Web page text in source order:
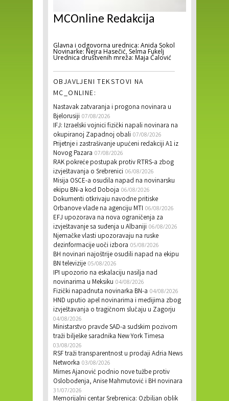
MCOnline Redakcija
Glavna i odgovorna urednica: Anida Sokol
Novinarke: Nejra Hasečić, Selma Fukelj
Urednica društvenih mreža: Maja Ćalović
OBJAVLJENI TEKSTOVI NA
MC_ONLINE:
Nastavak zatvaranja i progona novinara u
Bjelorusiji 07/08/2026
IFJ: Izraelski vojnici fizički napali novinara na
okupiranoj Zapadnoj obali 07/08/2026
Prijetnje i zastrašivanje upućeni redakciji A1 iz
Novog Pazara 07/08/2026
RAK pokreće postupak protiv RTRS-a zbog
izvještavanja o Srebrenici 06/08/2026
Misija OSCE-a osudila napad na novinarsku
ekipu BN-a kod Doboja 06/08/2026
Dokumenti otkrivaju navodne pritiske
Orbanove vlade na agenciju MTI 06/08/2026
EFJ upozorava na nova ograničenja za
izvještavanje sa suđenja u Albaniji 06/08/2026
Njemačke vlasti upozoravaju na ruske
dezinformacije uoči izbora 05/08/2026
BH novinari najoštrije osudili napad na ekipu
BN televizije 05/08/2026
IPI upozorio na eskalaciju nasilja nad
novinarima u Meksiku 04/08/2026
Fizički napadnuta novinarka BN-a 04/08/2026
HND uputio apel novinarima i medijima zbog
izvještavanja o tragičnom slučaju u Zagorju
04/08/2026
Ministarstvo pravde SAD-a sudskim pozivom
traži bilješke saradnika New York Timesa
03/08/2026
RSF traži transparentnost u prodaji Adria News
Networka 03/08/2026
Mirnes Ajanović podnio nove tužbe protiv
Oslobođenja, Anise Mahmutović i BH novinara
31/07/2026